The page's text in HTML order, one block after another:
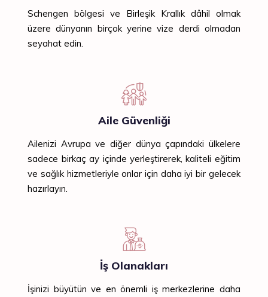
Schengen bölgesi ve Birleşik Krallık dâhil olmak
üzere dünyanın birçok yerine vize derdi olmadan
seyahat edin.
Aile Güvenliği
Ailenizi Avrupa ve diğer dünya çapındaki ülkelere
sadece birkaç ay içinde yerleştirerek, kaliteli eğitim
ve sağlık hizmetleriyle onlar için daha iyi bir gelecek
hazırlayın.
İş Olanakları
İşinizi büyütün ve en önemli iş merkezlerine daha